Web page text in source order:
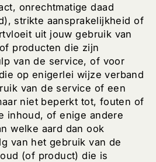
onrechtmatige daad
strikte aansprakelijkheid of
uit jouw gebruik van
producten die zijn
van de service, of voor
op enigerlei wijze verband
van de service of een
niet beperkt tot, fouten of
inhoud, of enige andere
welke aard dan ook
van het gebruik van de
(of product) die is